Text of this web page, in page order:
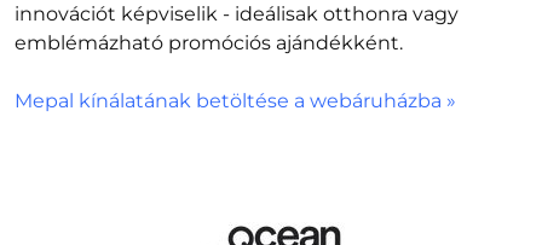
innovációt képviselik - ideálisak otthonra vagy
emblémázható promóciós ajándékként.
Mepal kínálatának betöltése a webáruházba »